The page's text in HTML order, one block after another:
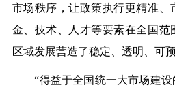
市场秩序，让政策执行更精准、
金、技术、人才等要素在全国范
区域发展营造了稳定、透明、可
“得益于全国统一大市场建设